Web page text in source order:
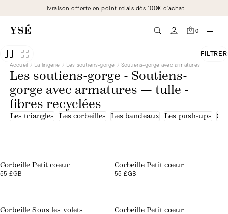
Livraison offerte en point relais dès 100€ d'achat
0
FILTRER
Accueil La lingerie Les soutiens-gorge Soutiens-gorge avec armatures
Les soutiens-gorge - Soutiens-
gorge avec armatures — tulle -
fibres recyclées
Les triangles Les corbeilles Les bandeaux Les push-ups
Corbeille Petit coeur
55 £GB
Corbeille Petit coeur
55 £GB
Corbeille Sous les volets Corbeille Petit coeur